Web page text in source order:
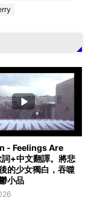
- Feelings Are
+中文翻譯。將悲
的少女獨白，吞噬
小品